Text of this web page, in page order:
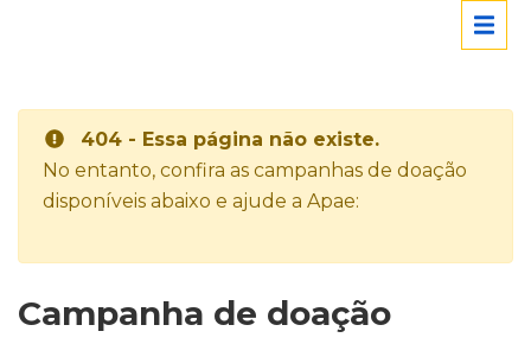
404 - Essa página não existe.
No entanto, confira as campanhas de doação
disponíveis abaixo e ajude a Apae:
Campanha de doação